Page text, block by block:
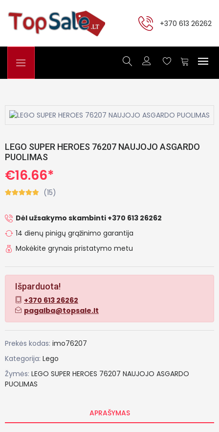
+370 613 26262
LEGO SUPER HEROES 76207 NAUJOJO ASGARDO
PUOLIMAS
€16.66*
(15)
Dėl užsakymo skambinti +370 613 26262
14 dienų pinigų grąžinimo garantija
Mokėkite grynais pristatymo metu
Išparduota!
+370 613 26262
pagalba@topsale.lt
Prekės kodas: imo76207
Kategorija: Lego
Žymės: LEGO SUPER HEROES 76207 NAUJOJO ASGARDO
PUOLIMAS
APRAŠYMAS